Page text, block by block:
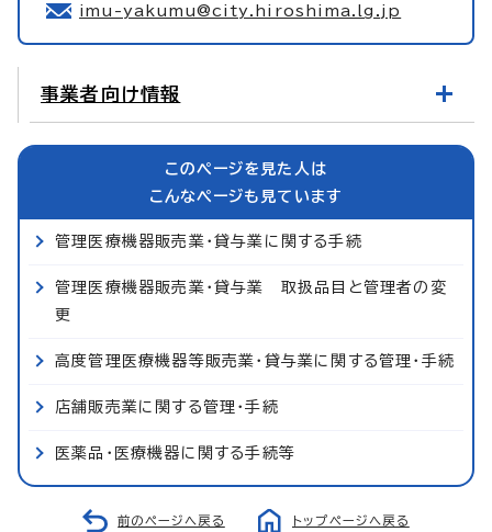
imu-yakumu@city.hiroshima.lg.jp
事業者向け情報
このページを見た人は
こんなページも見ています
管理医療機器販売業・貸与業に関する手続
管理医療機器販売業・貸与業 取扱品目と管理者の変
更
高度管理医療機器等販売業・貸与業に関する管理・手続
店舗販売業に関する管理・手続
医薬品・医療機器に関する手続等
前のページへ戻る トップページへ戻る